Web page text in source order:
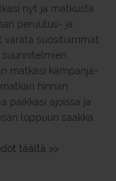
nyt ja matkusta
peruutus- ja
varata suosituimmat
matkasi kampanja-
hinnan
paikkasi ajoissa ja
loppuun saakka.
täältä >>